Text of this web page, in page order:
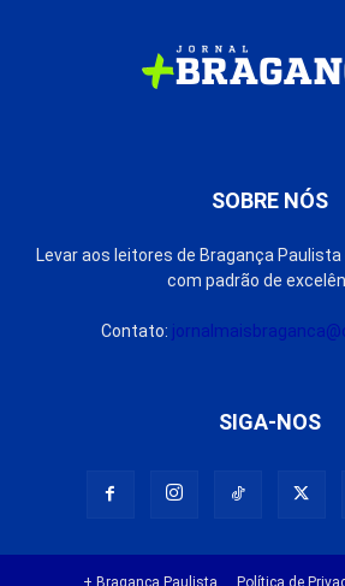
SOBRE NÓS
Levar aos leitores de Bragança
com padrão de
Contato:
SIGA-NOS
+ Bragança Paulista Política de